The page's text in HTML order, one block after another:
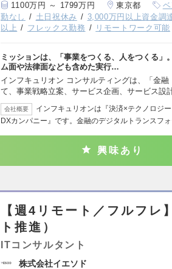
1100万円 ～ 1799万円 東京都
勤なし
土日祝休み 3,000万円以上資金調
以上
フレックス勤務 リモートワーク可能
ミッションは、「事業をつくる、人をつくる」
ム面や法律面なども含めた実行…
インフキュリオン コンサルティングは、「金
て、事業戦略立案、サービス企画、サービス設
会社概要
インフキュリオンは『決済×テクノロジ
DXカンパニー』です。金融のデジタルトランスフ
興味あり
【週4リモート／フルフレ
ト推進）
ITコンサルタント
株式会社イエソド